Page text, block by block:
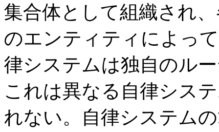
集合体として組織され
のエンティティによっ
律システムは独自のル
これは異なる自律シス
れない。自律システム